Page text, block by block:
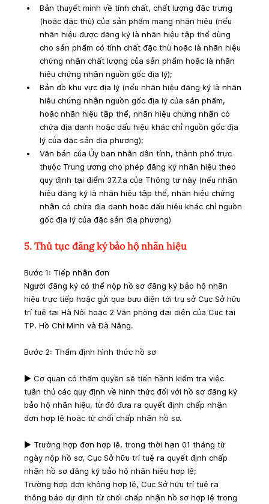
Bản thuyết minh về tính chất, chất lượng đặc trưng
(hoặc đặc thù) của sản phẩm mang nhãn hiệu (nếu
nhãn hiệu được đăng ký là nhãn hiệu tập thể dùng
cho sản phẩm có tính chất đặc thù hoặc là nhãn hiệu
chứng nhận chất lượng của sản phẩm hoặc là nhãn
hiệu chứng nhận nguồn gốc địa lý);
Bản đồ khu vực địa lý (nếu nhãn hiệu đăng ký là nhãn
hiệu chứng nhận nguồn gốc địa lý của sản phẩm,
hoặc nhãn hiệu tập thể, nhãn hiệu chứng nhận có
chứa địa danh hoặc dấu hiệu khác chỉ nguồn gốc địa
lý của đặc sản địa phương);
Văn bản của Ủy ban nhân dân tỉnh, thành phố trực
thuộc Trung ương cho phép đăng ký nhãn hiệu theo
quy định tại điểm 37.7.a của Thông tư này (nếu nhãn
hiệu đăng ký là nhãn hiệu tập thể, nhãn hiệu chứng
nhận có chứa địa danh hoặc dấu hiệu khác chỉ nguồn
gốc địa lý của đặc sản địa phương)
5. Thủ tục đăng ký bảo hộ nhãn hiệu
Bước 1: Tiếp nhận đơn
Người đăng ký có thể nộp hồ sơ đăng ký bảo hộ nhãn
hiệu trực tiếp hoặc gửi qua bưu điện tới trụ sở Cục Sở hữu
trí tuệ tại Hà Nội hoặc 2 Văn phòng đại diện của Cục tại
TP. Hồ Chí Minh và Đà Nẵng.
Bước 2: Thẩm định hình thức hồ sơ
► Cơ quan có thẩm quyền sẽ tiến hành kiểm tra việc
tuân thủ các quy định về hình thức đối với hồ sơ đăng ký
bảo hộ nhãn hiệu, từ đó đưa ra quyết định chấp nhận
đơn hợp lệ hoặc từ chối chấp nhận hồ sơ.
► Trường hợp đơn hợp lệ, trong thời hạn 01 tháng từ
ngày nộp hồ sơ, Cục Sở hữu trí tuệ ra quyết định chấp
nhận hồ sơ đăng ký bảo hộ nhãn hiệu hợp lệ;
Trường hợp đơn không hợp lệ, Cục Sở hữu trí tuệ ra
thông báo dự định từ chối chấp nhận hồ sơ hợp lệ trong